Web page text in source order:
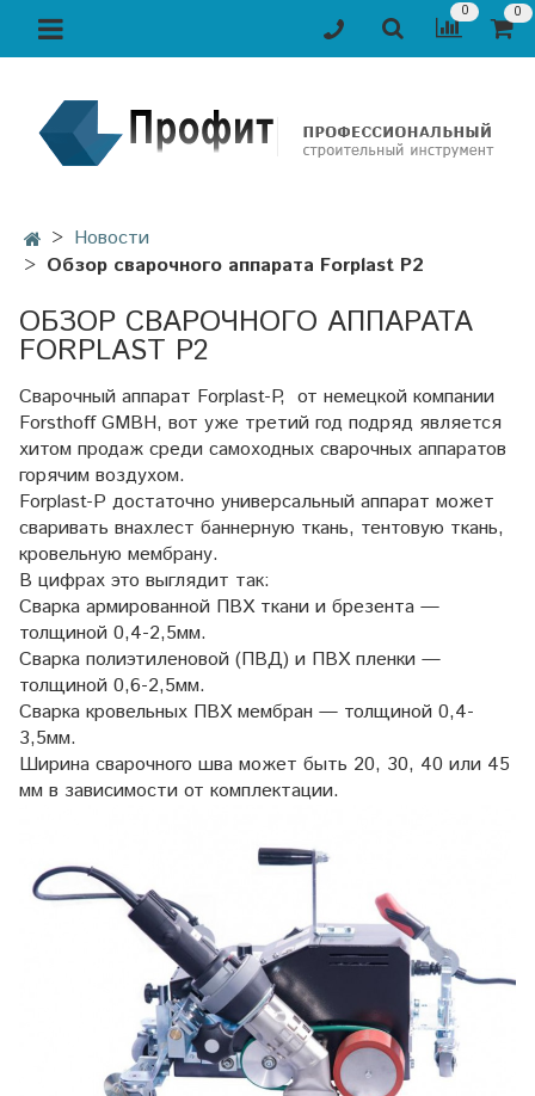
0 0
Новости
Обзор сварочного аппарата Forplast P2
ОБЗОР СВАРОЧНОГО АППАРАТА
FORPLAST P2
Сварочный аппарат Forplast-P, от немецкой компании
Forsthoff GMBH, вот уже третий год подряд является
хитом продаж среди самоходных сварочных аппаратов
горячим воздухом.
Forplast-P достаточно универсальный аппарат может
сваривать внахлест баннерную ткань, тентовую ткань,
кровельную мембрану.
В цифрах это выглядит так:
Сварка армированной ПВХ ткани и брезента —
толщиной 0,4-2,5мм.
Сварка полиэтиленовой (ПВД) и ПВХ пленки —
толщиной 0,6-2,5мм.
Сварка кровельных ПВХ мембран — толщиной 0,4-
3,5мм.
Ширина сварочного шва может быть 20, 30, 40 или 45
мм в зависимости от комплектации.